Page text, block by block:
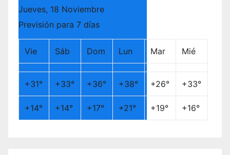
Jueves, 18 Noviembre
Previsión para 7 días
Vie Sáb Dom Lun Mar Mié
+31° +33° +36° +38° +26° +33°
+14° +14° +17° +21° +19° +16°